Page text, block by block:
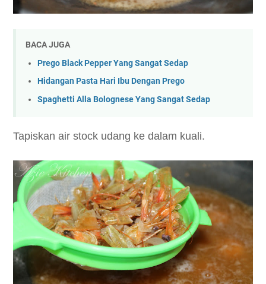
BACA JUGA
Prego Black Pepper Yang Sangat Sedap
Hidangan Pasta Hari Ibu Dengan Prego
Spaghetti Alla Bolognese Yang Sangat Sedap
Tapiskan air stock udang ke dalam kuali.